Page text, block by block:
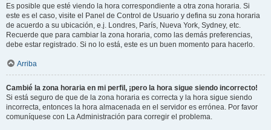
Es posible que esté viendo la hora correspondiente a otra zona horaria. Si
este es el caso, visite el Panel de Control de Usuario y defina su zona horaria
de acuerdo a su ubicación, e.j. Londres, París, Nueva York, Sydney, etc.
Recuerde que para cambiar la zona horaria, como las demás preferencias,
debe estar registrado. Si no lo está, este es un buen momento para hacerlo.
Arriba
Cambié la zona horaria en mi perfil, ¡pero la hora sigue siendo incorrecto!
Si está seguro de que de la zona horaria es correcta y la hora sigue siendo
incorrecta, entonces la hora almacenada en el servidor es errónea. Por favor
comuníquese con La Administración para corregir el problema.